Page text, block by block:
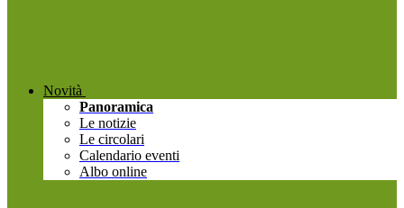
Novità
Panoramica
Le notizie
Le circolari
Calendario eventi
Albo online